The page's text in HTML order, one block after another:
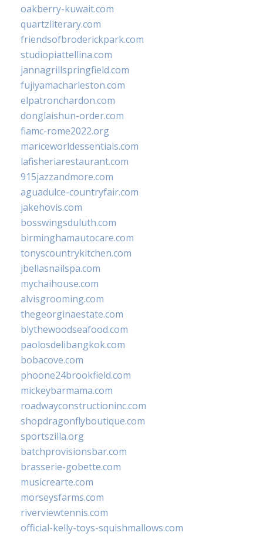
oakberry-kuwait.com
quartzliterary.com
friendsofbroderickpark.com
studiopiattellina.com
jannagrillspringfield.com
fujiyamacharleston.com
elpatronchardon.com
donglaishun-order.com
fiamc-rome2022.org
mariceworldessentials.com
lafisheriarestaurant.com
915jazzandmore.com
aguadulce-countryfair.com
jakehovis.com
bosswingsduluth.com
birminghamautocare.com
tonyscountrykitchen.com
jbellasnailspa.com
mychaihouse.com
alvisgrooming.com
thegeorginaestate.com
blythewoodseafood.com
paolosdelibangkok.com
bobacove.com
phoone24brookfield.com
mickeybarmama.com
roadwayconstructioninc.com
shopdragonflyboutique.com
sportszilla.org
batchprovisionsbar.com
brasserie-gobette.com
musicrearte.com
morseysfarms.com
riverviewtennis.com
official-kelly-toys-squishmallows.com